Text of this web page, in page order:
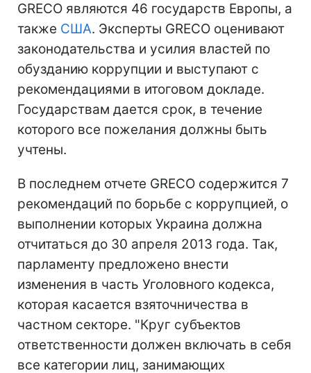
GRECO являются 46 государств Европы, а
также США. Эксперты GRECO оценивают
законодательства и усилия властей по
обузданию коррупции и выступают с
рекомендациями в итоговом докладе.
Государствам дается срок, в течение
которого все пожелания должны быть
учтены.
В последнем отчете GRECO содержится 7
рекомендаций по борьбе с коррупцией, о
выполнении которых Украина должна
отчитаться до 30 апреля 2013 года. Так,
парламенту предложено внести
изменения в часть Уголовного кодекса,
которая касается взяточничества в
частном секторе. "Круг субъектов
ответственности должен включать в себя
все категории лиц, занимающих